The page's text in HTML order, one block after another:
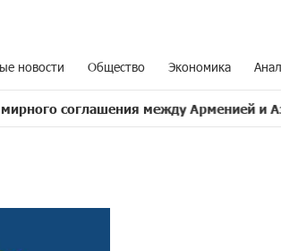
новости Общество Экономика
между Арменией и